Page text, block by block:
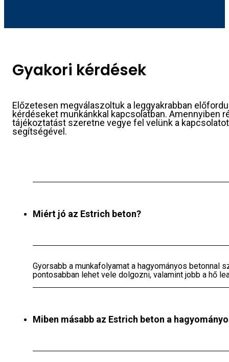
Gyakori kérdések
Előzetesen megválaszoltuk a leggyakrabban
kérdéseket munkánkkal kapcsolatban. Amennyiben
tájékoztatást szeretne vegye fel velünk a
segítségével.
Miért jó az Estrich beton?
Gyorsabb a munkafolyamat a hagyományos betonnal
pontosabban lehet vele dolgozni, valamint jobb a hő
Miben másabb az Estrich beton a